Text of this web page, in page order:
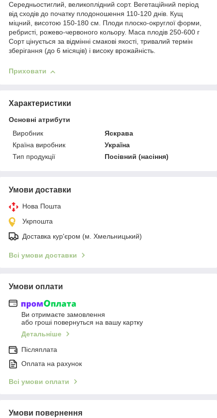
Середньостиглий, великоплідний сорт. Вегетаційний період
від сходів до початку плодоношення 110-120 днів. Кущ
міцний, висотою 150-180 см. Плоди плоско-округлої форми,
ребристі, рожево-червоного кольору. Маса плодів 250-600 г
Сорт цінується за відмінні смакові якості, тривалий термін
зберігання (до 6 місяців) і високу врожайність.
Приховати
Характеристики
Основні атрибути
Виробник
Яскрава
Країна виробник
Україна
Тип продукції
Посівний (насіння)
Умови доставки
Нова Пошта
Укрпошта
Доставка кур'єром (м. Хмельницький)
Всі умови доставки
Умови оплати
Ви отримаєте замовлення
або гроші повернуться на вашу картку
Детальніше
Післяплата
Оплата на рахунок
Всі умови оплати
Умови повернення